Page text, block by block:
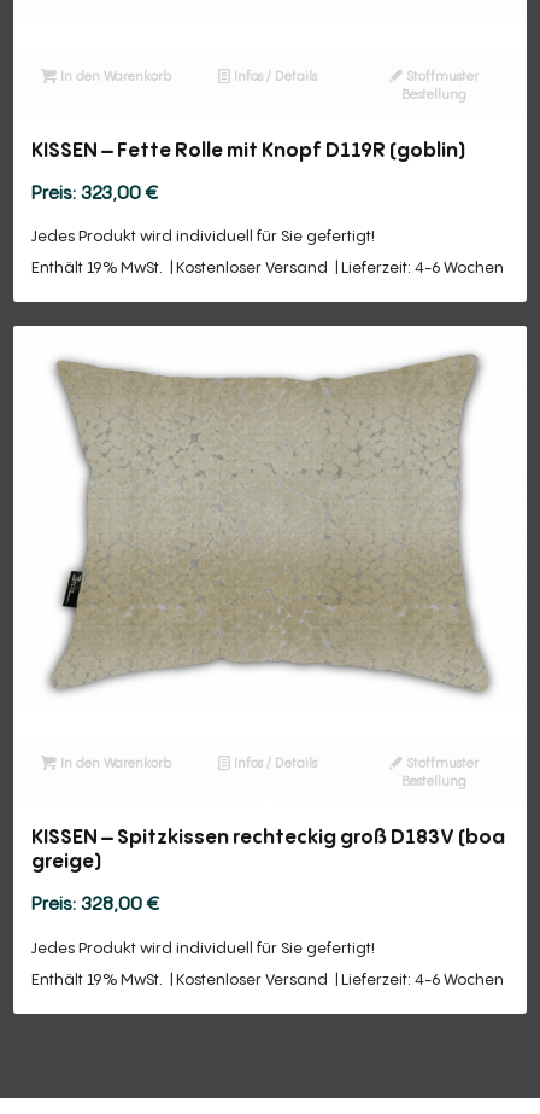
In den Warenkorb Infos / Details
Stoffmuster
Bestellung
KISSEN – Fette Rolle mit Knopf D119R (goblin)
323,00€
Jedes Produkt wird individuell für Sie gefertigt!
Enthält 19% MwSt.
Kostenloser Versand Lieferzeit: 4-6 Wochen
In den Warenkorb Infos / Details
Stoffmuster
Bestellung
KISSEN – Spitzkissen rechteckig groß D183V (boa
greige)
328,00€
Jedes Produkt wird individuell für Sie gefertigt!
Enthält 19% MwSt.
Kostenloser Versand Lieferzeit: 4-6 Wochen